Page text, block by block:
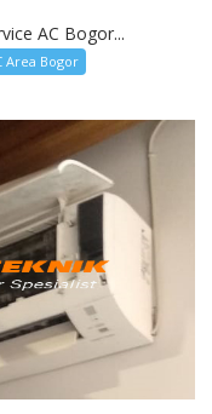
AC Bogor...
Area Bogor